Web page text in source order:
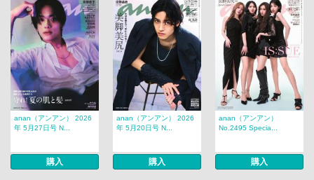
anan（アンアン） 2026
年 5月27日号 N...
購入
anan（アンアン） 2026
年 5月20日号 N...
購入
anan（アンアン）
No.2495 Specia...
購入